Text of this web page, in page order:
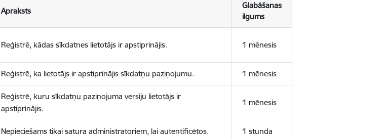
Apraksts
Glabāšanas
ilgums
Reģistrē, kādas sīkdatnes lietotājs ir apstiprinājis. 1 mēnesis
Reģistrē, ka lietotājs ir apstiprinājis sīkdatņu paziņojumu. 1 mēnesis
Reģistrē, kuru sīkdatņu paziņojuma versiju lietotājs ir
apstiprinājis.
1 mēnesis
Nepieciešams tikai satura administratoriem, lai autentificētos. 1 stunda